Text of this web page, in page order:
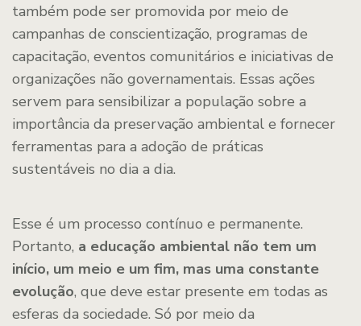
também pode ser promovida por meio de
campanhas de conscientização, programas de
capacitação, eventos comunitários e iniciativas de
organizações não governamentais. Essas ações
servem para sensibilizar a população sobre a
importância da preservação ambiental e fornecer
ferramentas para a adoção de práticas
sustentáveis no dia a dia.
Esse é um processo contínuo e permanente.
Portanto, a educação ambiental não tem um
início, um meio e um fim, mas uma constante
evolução, que deve estar presente em todas as
esferas da sociedade. Só por meio da